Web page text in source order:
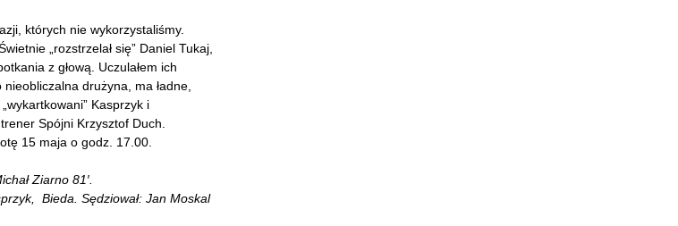
których nie wykorzystaliśmy.
„rozstrzelał się” Daniel Tukaj,
z głową. Uczulałem ich
drużyna, ma ładne,
Kasprzyk i
Spójni Krzysztof Duch.
15 maja o godz. 17.00.
Ziarno 81′.
Bieda. Sędziował: Jan Moskal